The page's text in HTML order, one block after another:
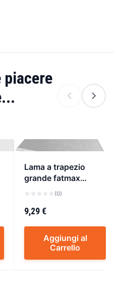
Lama a trapezio
grande fatmax
(0)
9,29 €
Aggiungi al
Carrello